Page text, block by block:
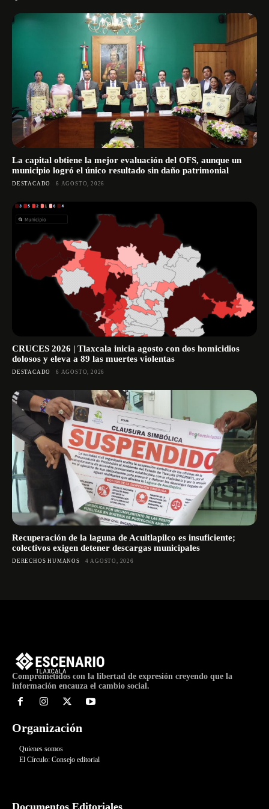
La capital obtiene la mejor evaluación del OFS, aunque un
municipio logró el único resultado sin daño patrimonial
DESTACADO 6 AGOSTO, 2026
CRUCES 2026 | Tlaxcala inicia agosto con dos homicidios
dolosos y eleva a 89 las muertes violentas
DESTACADO 6 AGOSTO, 2026
Recuperación de la laguna de Acuitlapilco es insuficiente;
colectivos exigen detener descargas municipales
DERECHOS HUMANOS 4 AGOSTO, 2026
Comprometidos con la libertad de expresión creyendo que la
información encauza el cambio social.
Organización
Quienes somos
El Círculo: Consejo editorial
Documentos Editoriales